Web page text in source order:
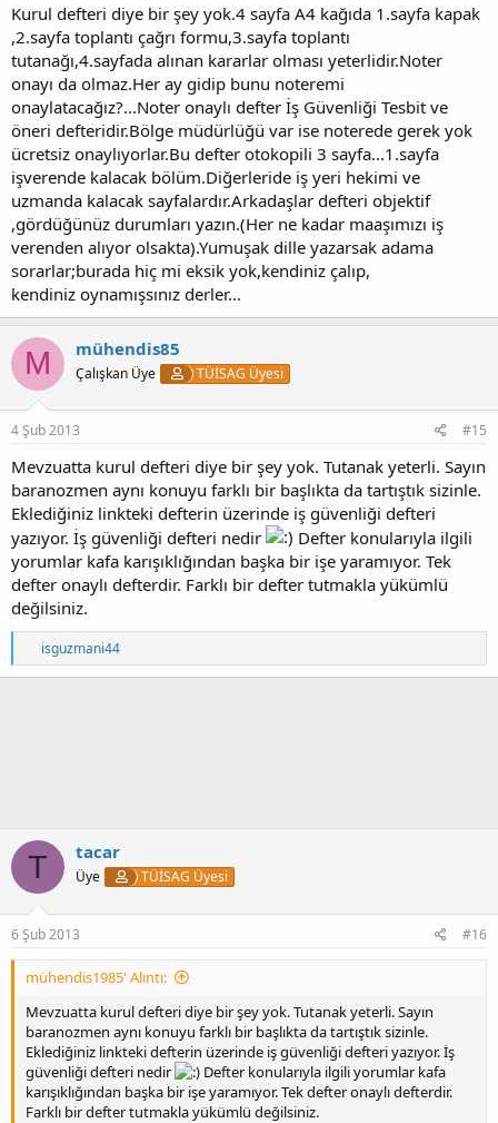
Kurul defteri diye bir şey yok.4 sayfa A4 kağıda 1.sayfa kapak
,2.sayfa toplantı çağrı formu,3.sayfa toplantı
tutanağı,4.sayfada alınan kararlar olması yeterlidir.Noter
onayı da olmaz.Her ay gidip bunu noteremi
onaylatacağız?...Noter onaylı defter İş Güvenliği Tesbit ve
öneri defteridir.Bölge müdürlüğü var ise noterede gerek yok
ücretsiz onaylıyorlar.Bu defter otokopili 3 sayfa...1.sayfa
işverende kalacak bölüm.Diğerleride iş yeri hekimi ve
uzmanda kalacak sayfalardır.Arkadaşlar defteri objektif
,gördüğünüz durumları yazın.(Her ne kadar maaşımızı iş
verenden alıyor olsakta).Yumuşak dille yazarsak adama
sorarlar;burada hiç mi eksik yok,kendiniz çalıp,
kendiniz oynamışsınız derler...
M mühendis85
Çalışkan Üye TÜİSAG Üyesi
4 Şub 2013 #15
Mevzuatta kurul defteri diye bir şey yok. Tutanak yeterli. Sayın
baranozmen aynı konuyu farklı bir başlıkta da tartıştık sizinle.
Eklediğiniz linkteki defterin üzerinde iş güvenliği defteri
yazıyor. İş güvenliği defteri nedir
Defter konularıyla ilgili
yorumlar kafa karışıklığından başka bir işe yaramıyor. Tek
defter onaylı defterdir. Farklı bir defter tutmakla yükümlü
değilsiniz.
T
e
p
isguzmani44
T tacar
Üye TÜİSAG Üyesi
6 Şub 2013 #16
mühendis1985' Alıntı:
Mevzuatta kurul defteri diye bir şey yok. Tutanak yeterli. Sayın
baranozmen aynı konuyu farklı bir başlıkta da tartıştık sizinle.
Eklediğiniz linkteki defterin üzerinde iş güvenliği defteri yazıyor. İş
güvenliği defteri nedir
Defter konularıyla ilgili yorumlar kafa
karışıklığından başka bir işe yaramıyor. Tek defter onaylı defterdir.
Farklı bir defter tutmakla yükümlü değilsiniz.